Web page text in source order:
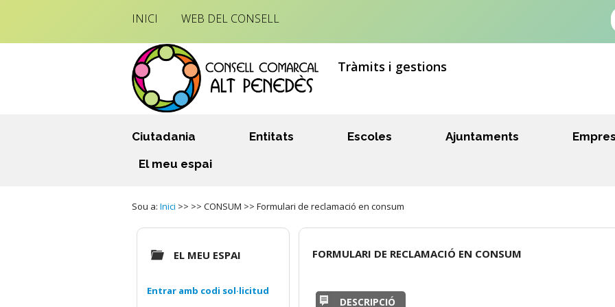
INICI WEB DEL CONSELL
Tràmits i gestions
Ciutadania Entitats Escoles Ajuntaments
El meu espai
Sou a: Inici >> >> CONSUM >> Formulari de reclamació en consum
FORMULARI DE RECLAMACIÓ EN CONSUM
DESCRIPCIÓ
EL MEU ESPAI
Entrar amb codi sol·licitud